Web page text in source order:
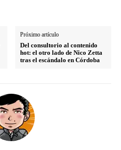
Próximo artículo
Del consultorio al contenido
hot: el otro lado de Nico Zetta
tras el escándalo en Córdoba